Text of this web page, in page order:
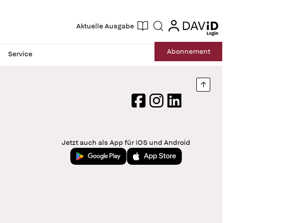
Aktuelle Ausgabe Suche login
login
Service Abonnement
Nach oben springen
FacebookInstagram
LinkedIn
Jetzt auch als App für iOS und Android
Jetzt bei Google PlayLaden im App Store